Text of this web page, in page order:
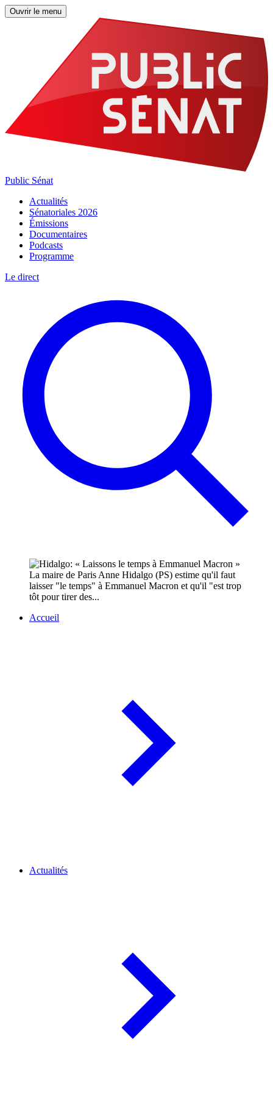
Ouvrir le menu
Public Sénat
Actualités
Sénatoriales 2026
Émissions
Documentaires
Podcasts
Programme
Le direct
La maire de Paris Anne Hidalgo (PS) estime qu'il faut
laisser "le temps" à Emmanuel Macron et qu'il "est trop
tôt pour tirer des...
Accueil
Actualités